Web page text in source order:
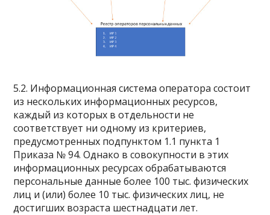
5.2. Информационная система оператора состоит
из нескольких информационных ресурсов,
каждый из которых в отдельности не
соответствует ни одному из критериев,
предусмотренных подпунктом 1.1 пункта 1
Приказа № 94. Однако в совокупности в этих
информационных ресурсах обрабатываются
персональные данные более 100 тыс. физических
лиц и (или) более 10 тыс. физических лиц, не
достигших возраста шестнадцати лет.